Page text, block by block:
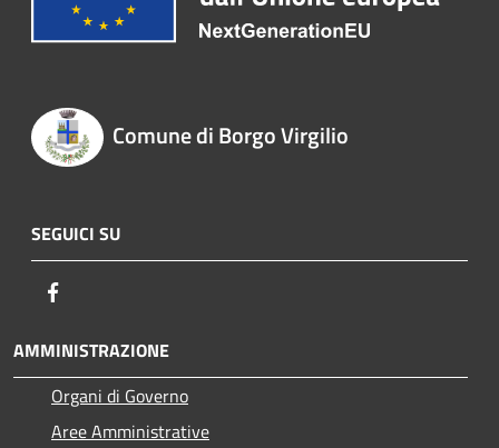
Comune di Borgo Virgilio
SEGUICI SU
AMMINISTRAZIONE
Organi di Governo
Aree Amministrative